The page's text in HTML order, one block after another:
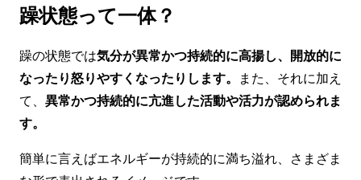
躁状態って一体？
躁の状態では気分が異常かつ持続的に高揚し、開放的に
なったり怒りやすくなったりします。 また、それに加え
て、 異常かつ持続的に亢進した活動や活力が認められま
す。
簡単に言えばエネルギーが持続的に満ち溢れ、さまざま